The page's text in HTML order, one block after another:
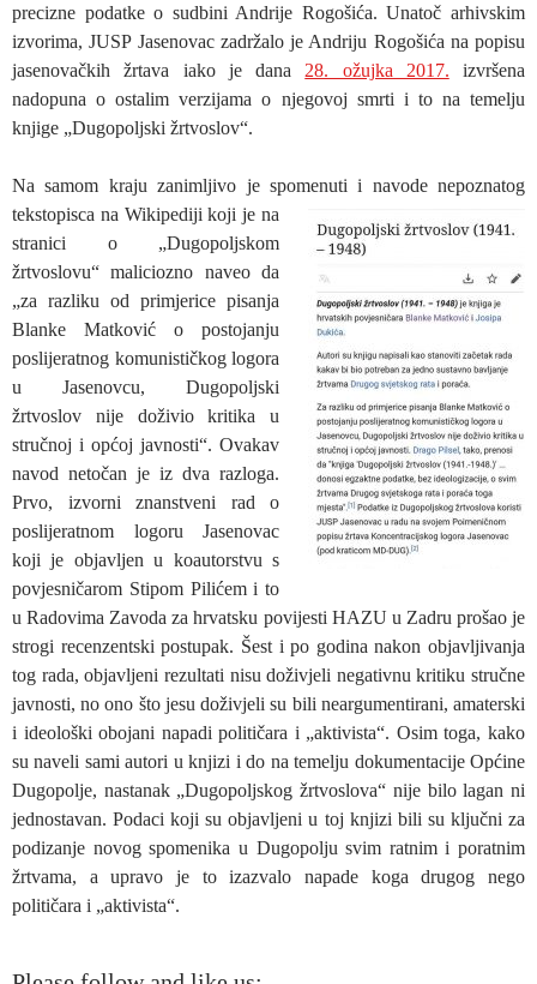
precizne podatke o sudbini Andrije Rogošića. Unatoč arhivskim
izvorima, JUSP Jasenovac zadržalo je Andriju Rogošića na popisu
jasenovačkih žrtava iako je dana 28. ožujka 2017. izvršena
nadopuna o ostalim verzijama o njegovoj smrti i to na temelju
knjige „Dugopoljski žrtvoslov“.
Na samom kraju zanimljivo je spomenuti i navode nepoznatog
tekstopisca na Wikipediji koji je na
stranici o „Dugopoljskom
žrtvoslovu“ maliciozno naveo da
„za razliku od primjerice pisanja
Blanke Matković o postojanju
poslijeratnog komunističkog logora
u Jasenovcu, Dugopoljski
žrtvoslov nije doživio kritika u
stručnoj i općoj javnosti“. Ovakav
navod netočan je iz dva razloga.
Prvo, izvorni znanstveni rad o
poslijeratnom logoru Jasenovac
koji je objavljen u koautorstvu s
povjesničarom Stipom Pilićem i to
u Radovima Zavoda za hrvatsku povijesti HAZU u Zadru prošao je
strogi recenzentski postupak. Šest i po godina nakon objavljivanja
tog rada, objavljeni rezultati nisu doživjeli negativnu kritiku stručne
javnosti, no ono što jesu doživjeli su bili neargumentirani, amaterski
i ideološki obojani napadi političara i „aktivista“. Osim toga, kako
su naveli sami autori u knjizi i do na temelju dokumentacije Općine
Dugopolje, nastanak „Dugopoljskog žrtvoslova“ nije bilo lagan ni
jednostavan. Podaci koji su objavljeni u toj knjizi bili su ključni za
podizanje novog spomenika u Dugopolju svim ratnim i poratnim
žrtvama, a upravo je to izazvalo napade koga drugog nego
političara i „aktivista“.